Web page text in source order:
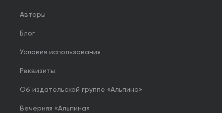
Авторы
Блог
Условия использования
Реквизиты
Об издательской группе «Альпина»
Вечерняя «Альпина»